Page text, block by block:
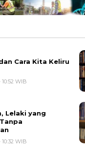
Cara Kita Keliru
WIB
Lelaki yang
WIB